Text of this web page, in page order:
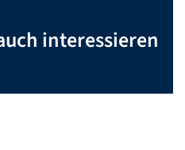
interessieren